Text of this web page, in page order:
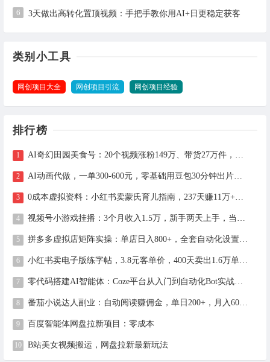
6 3天做出高转化置顶视频：手把手教你用AI+日更稳定获客
类别小工具
网创项目大全 网创项目引流 网创项目经验
排行榜
AI奇幻田园美食号：20个视频涨粉149万、带货27万件，手把手拆解教程（含工具）
AI动画代做，一单300-600元，零基础用豆包30分钟出片，长期接单渠道公开
0成本虚拟资料：小红书卖蒙氏育儿指南，237天赚11万+（附全流程操作）
视频号小游戏挂播：3个月收入1.5万，新手两天上手，当天见收益
拼多多虚拟店矩阵实操：单店日入800+，全套自动化设置教学
小红书卖电子版练字帖，3.8元客单价，400天卖出1.6万单的全流程拆解
零代码搭建AI智能体：Coze平台从入门到自动化Bot实战全攻略
番茄小说达人副业：自动阅读赚佣金，单日200+，月入6000-15000
百度智能体网盘拉新项目：零成本
B站美女视频搬运，网盘拉新最新玩法